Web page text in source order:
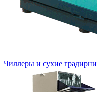
Чиллеры и сухие градирни